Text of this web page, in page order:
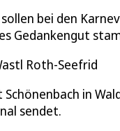
bei den
Gedankengut
Roth-Seefrid
in
sendet.